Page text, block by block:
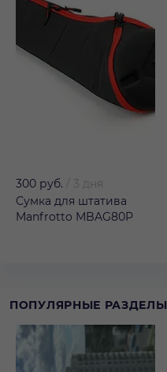
300 руб.
3 дня
Сумка для штатива
Manfrotto MBAG80P
ПОПУЛЯРНЫЕ РАЗДЕЛЫ